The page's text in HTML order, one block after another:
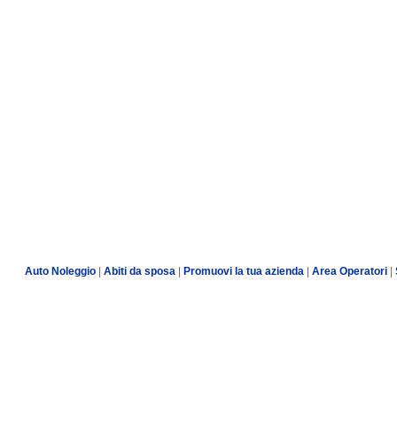
Auto Noleggio Abiti da sposa Promuovi la tua azienda Area Operatori